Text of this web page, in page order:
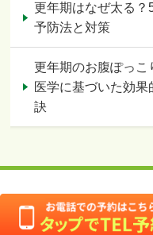
更年期はなぜ太る
予防法と対策
更年期のお腹ぽっ
医学に基づいた効
訣